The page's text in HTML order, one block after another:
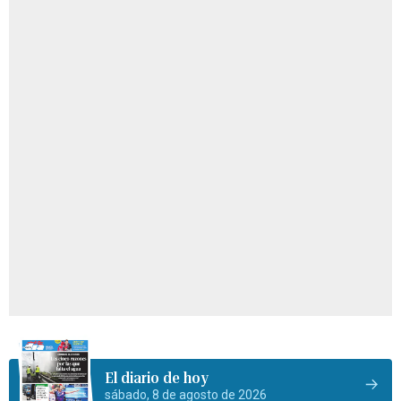
El diario de hoy
sábado, 8 de agosto de 2026